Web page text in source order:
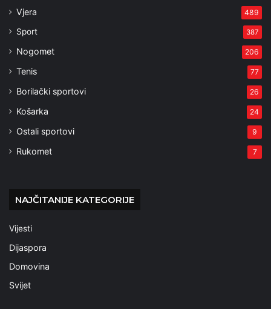
Vjera 489
Sport 387
Nogomet 206
Tenis 77
Borilački sportovi 26
Košarka 24
Ostali sportovi 9
Rukomet 7
NAJČITANIJE KATEGORIJE
Vijesti
Dijaspora
Domovina
Svijet